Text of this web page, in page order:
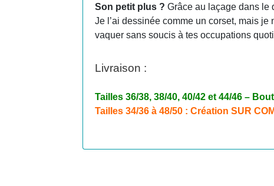
Son petit plus ? Grâce au laçage dans le
Je l’ai dessinée comme un corset, mais
vaquer sans soucis à tes occupations
Livraison :
Tailles 36/38, 38/40, 40/42 et 44/46 –
Tailles 34/36 à 48/50 : Création SUR